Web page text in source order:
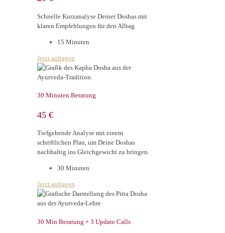
Schnelle Kurzanalyse Deiner Doshas mit
klaren Empfehlungen für den Alltag.
15 Minuten
Jetzt anfragen
30 Minuten Beratung
45 €
Tiefgehende Analyse mit einem
schriftlichen Plan, um Deine Doshas
nachhaltig ins Gleichgewicht zu bringen.
30 Minuten
Jetzt anfragen
30 Min Beratung + 3 Update Calls